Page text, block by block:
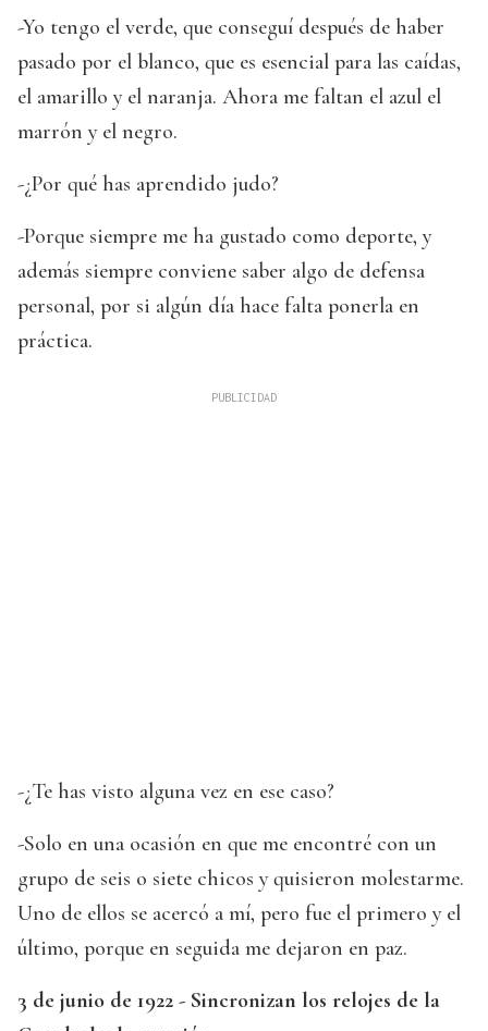
-Yo tengo el verde, que conseguí después de haber
pasado por el blanco, que es esencial para las caídas,
el amarillo y el naranja. Ahora me faltan el azul el
marrón y el negro.
-¿Por qué has aprendido judo?
-Porque siempre me ha gustado como deporte, y
además siempre conviene saber algo de defensa
personal, por si algún día hace falta ponerla en
práctica.
-¿Te has visto alguna vez en ese caso?
-Solo en una ocasión en que me encontré con un
grupo de seis o siete chicos y quisieron molestarme.
Uno de ellos se acercó a mí, pero fue el primero y el
último, porque en seguida me dejaron en paz.
3 de junio de 1922 - Sincronizan los relojes de la